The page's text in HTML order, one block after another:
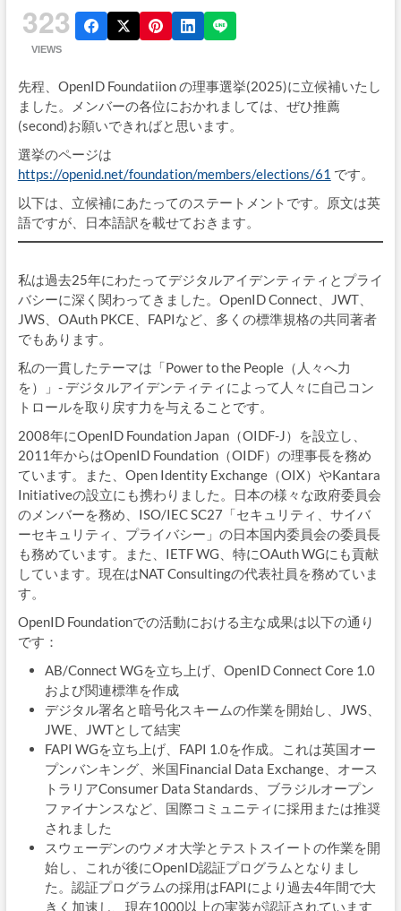
323
VIEWS
先程、OpenID Foundatiion の理事選挙(2025)に立候補いたし
ました。メンバーの各位におかれましては、ぜひ推薦
(second)お願いできればと思います。
選挙のページは
https://openid.net/foundation/members/elections/61 です。
以下は、立候補にあたってのステートメントです。原文は英
語ですが、日本語訳を載せておきます。
私は過去25年にわたってデジタルアイデンティティとプライ
バシーに深く関わってきました。OpenID Connect、JWT、
JWS、OAuth PKCE、FAPIなど、多くの標準規格の共同著者
でもあります。
私の一貫したテーマは「Power to the People（人々へ力
を）」- デジタルアイデンティティによって人々に自己コン
トロールを取り戻す力を与えることです。
2008年にOpenID Foundation Japan（OIDF-J）を設立し、
2011年からはOpenID Foundation（OIDF）の理事長を務め
ています。また、Open Identity Exchange（OIX）やKantara
Initiativeの設立にも携わりました。日本の様々な政府委員会
のメンバーを務め、ISO/IEC SC27「セキュリティ、サイバ
ーセキュリティ、プライバシー」の日本国内委員会の委員長
も務めています。また、IETF WG、特にOAuth WGにも貢献
しています。現在はNAT Consultingの代表社員を務めていま
す。
OpenID Foundationでの活動における主な成果は以下の通り
です：
AB/Connect WGを立ち上げ、OpenID Connect Core 1.0
および関連標準を作成
デジタル署名と暗号化スキームの作業を開始し、JWS、
JWE、JWTとして結実
FAPI WGを立ち上げ、FAPI 1.0を作成。これは英国オー
プンバンキング、米国Financial Data Exchange、オース
トラリアConsumer Data Standards、ブラジルオープン
ファイナンスなど、国際コミュニティに採用または推奨
されました
スウェーデンのウメオ大学とテストスイートの作業を開
始し、これが後にOpenID認証プログラムとなりまし
た。認証プログラムの採用はFAPIにより過去4年間で大
きく加速し、現在1000以上の実装が認証されています